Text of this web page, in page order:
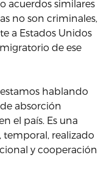
acuerdos similares
no son criminales,
a Estados Unidos
de ese
hablando
absorción
el país. Es una
realizado
y cooperación